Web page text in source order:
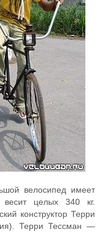
велосипед имеет
целых 340 кг.
конструктор Терри
Терри Тессман —